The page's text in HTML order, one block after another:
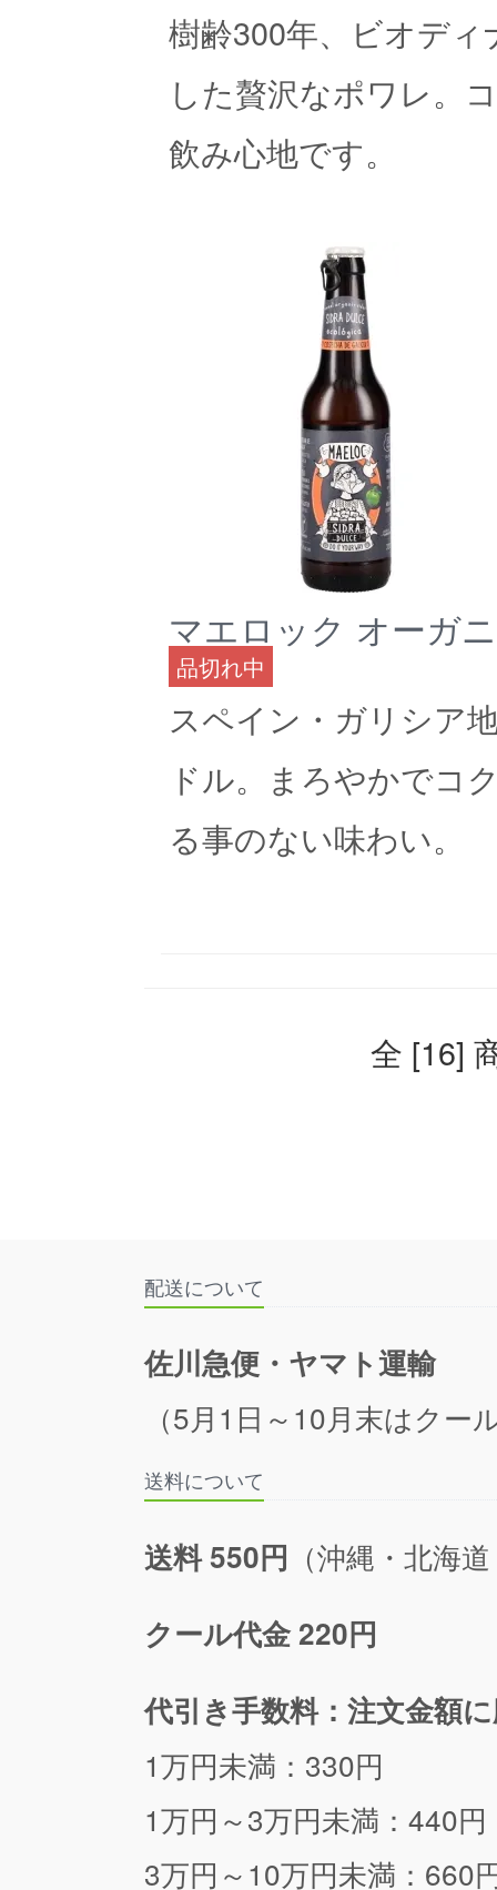
樹齢300年、ビオデ
した贅沢なポワレ。
飲み心地です。
マエロック オーガ
品切れ中
スペイン・ガリシア
ドル。まろやかでコ
る事のない味わい。
全 [16]
配送について
佐川急便・ヤマト運輸
（5月1日～10月末はクー
送料について
送料 550円 （沖縄・北海
クール代金 220円
代引き手数料：注文金額
1万円未満：330円
1万円～3万円未満：440円
3万円～10万円未満：660